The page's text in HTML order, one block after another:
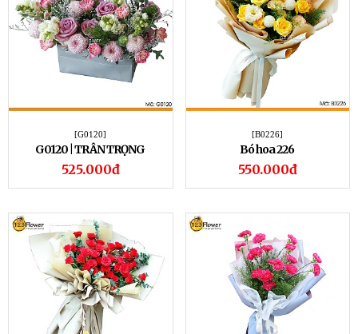
[G0120]
G0120 | TRÂN TRỌNG
525.000đ
[B0226]
Bó hoa 226
550.000đ